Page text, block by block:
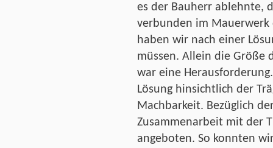
es der Bauherr ablehnte,
verbunden im
haben wir nach einer
müssen. Allein die Größe
war eine
Lösung hinsichtlich der
Machbarkeit. Bezüglich
Zusammenarbeit mit der
angeboten. So konnten